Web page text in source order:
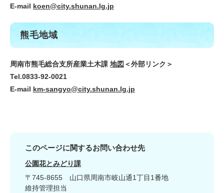
E-mail koen@city.shunan.lg.jp
熊毛地域
周南市熊毛総合支所産業土木課 地図 ＜外部リンク＞
Tel.0833-92-0021
E-mail km-sangyo@city.shunan.lg.jp
このページに関するお問い合わせ先
公園花とみどり課
〒745-8655
山口県周南市岐山通1丁目1番地
維持管理担当